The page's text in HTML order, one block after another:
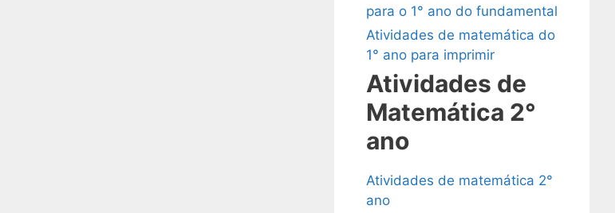
para o 1° ano do fundamental
Atividades de matemática do
1° ano para imprimir
Atividades de
Matemática 2°
ano
Atividades de matemática 2°
ano